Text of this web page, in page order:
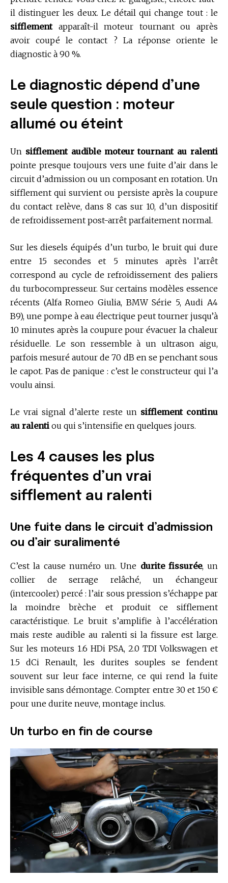
il distinguer les deux. Le détail qui change tout : le
sifflementapparaît-il moteur tournant ou après
avoir coupé le contact ? La réponse oriente le
diagnostic à 90 %.
Le diagnostic dépend d’une
seule question : moteur
allumé ou éteint
Un sifflement audible moteur tournant au ralenti
pointe presque toujours vers une fuite d’air dans le
circuit d’admission ou un composant en rotation. Un
sifflement qui survient ou persiste après la coupure
du contact relève, dans 8 cas sur 10, d’un dispositif
de refroidissement post-arrêt parfaitement normal.
Sur les diesels équipés d’un turbo, le bruit qui dure
entre 15 secondes et 5 minutes après l’arrêt
correspond au cycle de refroidissement des paliers
du turbocompresseur. Sur certains modèles essence
récents (Alfa Romeo Giulia, BMW Série 5, Audi A4
B9), une pompe à eau électrique peut tourner jusqu’à
10 minutes après la coupure pour évacuer la chaleur
résiduelle. Le son ressemble à un ultrason aigu,
parfois mesuré autour de 70 dB en se penchant sous
le capot. Pas de panique : c’est le constructeur qui l’a
voulu ainsi.
Le vrai signal d’alerte reste un sifflement continu
au ralenti ou qui s’intensifie en quelques jours.
Les 4 causes les plus
fréquentes d’un vrai
sifflement au ralenti
Une fuite dans le circuit d’admission
ou d’air suralimenté
C’est la cause numéro un. Une durite fissurée, un
collier de serrage relâché, un échangeur
(intercooler) percé : l’air sous pression s’échappe par
la moindre brèche et produit ce sifflement
caractéristique. Le bruit s’amplifie à l’accélération
mais reste audible au ralenti si la fissure est large.
Sur les moteurs 1.6 HDi PSA, 2.0 TDI Volkswagen et
1.5 dCi Renault, les durites souples se fendent
souvent sur leur face interne, ce qui rend la fuite
invisible sans démontage. Compter entre 30 et 150 €
pour une durite neuve, montage inclus.
Un turbo en fin de course